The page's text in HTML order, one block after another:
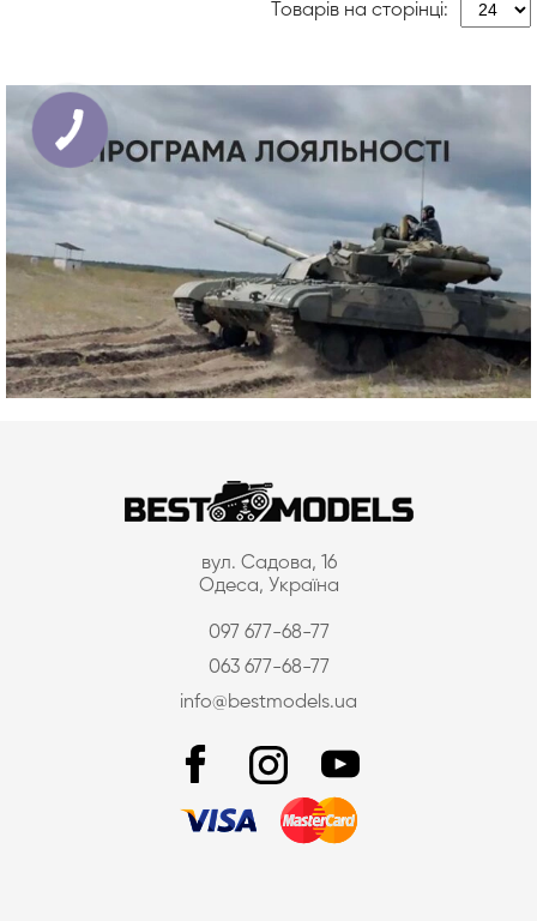
Товарів на сторінці:
вул. Садова, 16
Одеса, Україна
097 677-68-77
063 677-68-77
info@bestmodels.ua